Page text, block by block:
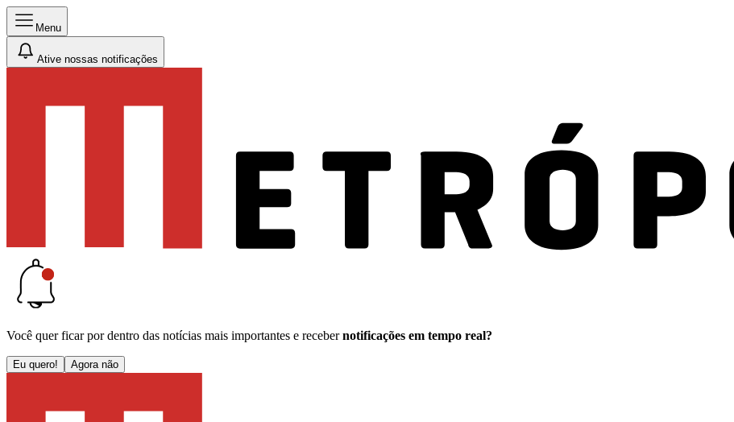
Menu
Ative nossas notificações
Você quer ficar por dentro das notícias mais importantes e receber notificações em tempo real?
Eu quero! Agora não